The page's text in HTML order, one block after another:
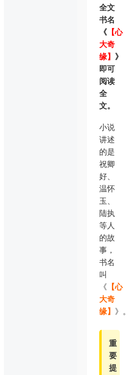
全文
书名
《 【心
大奇
缘】 》
即可
阅读
全
文。
小说
讲述
的是
祝卿
好、
温怀
玉、
陆执
等人
的故
事，
书名
叫
《 【心
大奇
缘】 》。
重
要
提